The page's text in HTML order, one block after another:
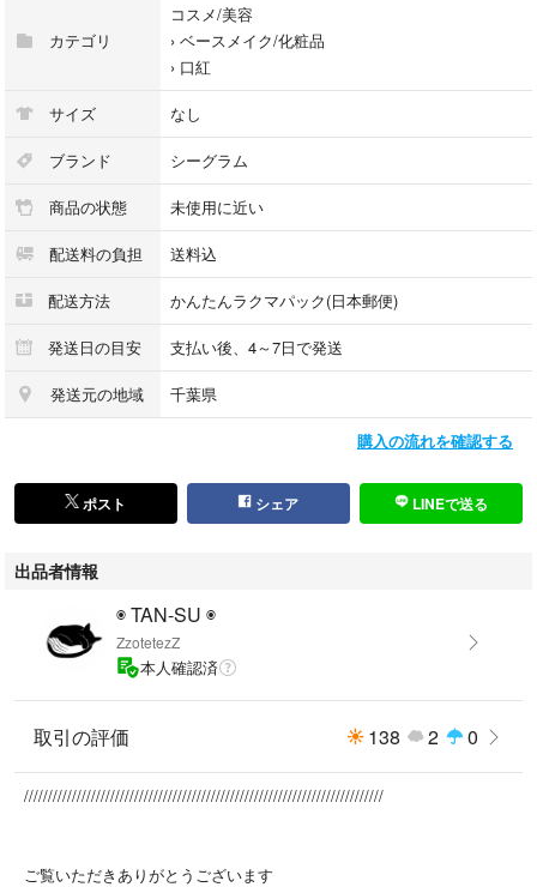
カテゴリ
コスメ/美容
› ベースメイク/化粧品
› 口紅
サイズ なし
ブランド シーグラム
商品の状態 未使用に近い
配送料の負担 送料込
配送方法 かんたんラクマパック(日本郵便)
発送日の目安 支払い後、4～7日で発送
発送元の地域 千葉県
購入の流れを確認する
ポスト シェア LINEで送る
出品者情報
◉ TAN-SU ◉
ZzotetezZ
本人確認済
取引の評価 138 2 0
///////////////////////////////////////////////////////////////////////////
ご覧いただきありがとうございます